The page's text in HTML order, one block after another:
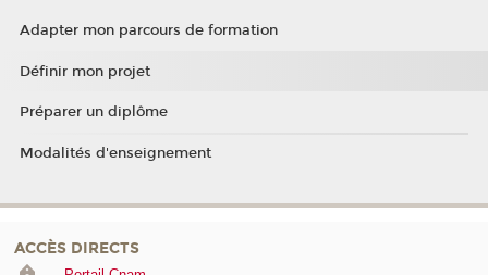
Adapter mon parcours de formation
Définir mon projet
Préparer un diplôme
Modalités d'enseignement
ACCÈS DIRECTS